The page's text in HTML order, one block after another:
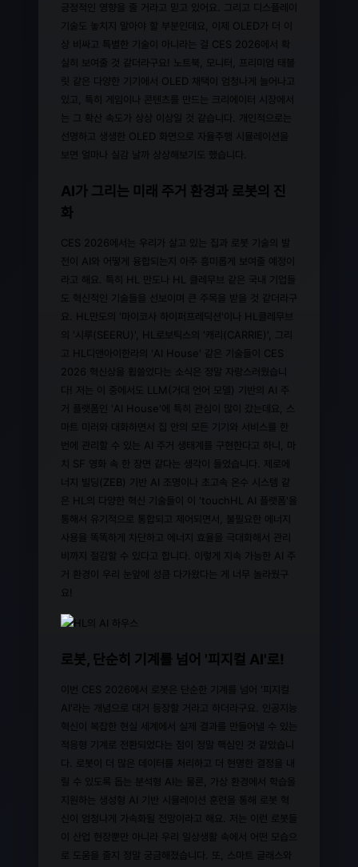
긍정적인 영향을 줄 거라고 믿고 있어요. 그리고 디스플레이
기술도 놓치지 말아야 할 부분인데요, 이제 OLED가 더 이
상 비싸고 특별한 기술이 아니라는 걸 CES 2026에서 확
실히 보여줄 것 같더라구요! 노트북, 모니터, 프리미엄 태블
릿 같은 다양한 기기에서 OLED 채택이 엄청나게 늘어나고
있고, 특히 게임이나 콘텐츠를 만드는 크리에이터 시장에서
는 그 확산 속도가 상상 이상일 것 같습니다. 개인적으로는
선명하고 생생한 OLED 화면으로 자율주행 시뮬레이션을
보면 얼마나 실감 날까 상상해보기도 했습니다.
AI가 그리는 미래 주거 환경과 로봇의 진
화
CES 2026에서는 우리가 살고 있는 집과 로봇 기술의 발
전이 AI와 어떻게 융합되는지 아주 흥미롭게 보여줄 예정이
라고 해요. 특히 HL 만도나 HL 클레무브 같은 국내 기업들
도 혁신적인 기술들을 선보이며 큰 주목을 받을 것 같더라구
요. HL만도의 '마이코사 하이퍼프레딕션'이나 HL클레무브
의 '시루(SEERU)', HL로보틱스의 '캐리(CARRIE)', 그리
고 HL디앤아이한라의 'AI House' 같은 기술들이 CES
2026 혁신상을 휩쓸었다는 소식은 정말 자랑스러웠습니
다! 저는 이 중에서도 LLM(거대 언어 모델) 기반의 AI 주
거 플랫폼인 'AI House'에 특히 관심이 많이 갔는데요, 스
마트 미러와 대화하면서 집 안의 모든 기기와 서비스를 한
번에 관리할 수 있는 AI 주거 생태계를 구현한다고 하니, 마
치 SF 영화 속 한 장면 같다는 생각이 들었습니다. 제로에
너지 빌딩(ZEB) 기반 AI 조명이나 초고속 온수 시스템 같
은 HL의 다양한 혁신 기술들이 이 'touchHL AI 플랫폼'을
통해서 유기적으로 통합되고 제어되면서, 불필요한 에너지
사용을 똑똑하게 차단하고 에너지 효율을 극대화해서 관리
비까지 절감할 수 있다고 합니다. 이렇게 지속 가능한 AI 주
거 환경이 우리 눈앞에 성큼 다가왔다는 게 너무 놀라웠구
요!
로봇, 단순히 기계를 넘어 '피지컬 AI'로!
이번 CES 2026에서 로봇은 단순한 기계를 넘어 '피지컬
AI'라는 개념으로 대거 등장할 거라고 하더라구요. 인공지능
혁신이 복잡한 현실 세계에서 실제 결과를 만들어낼 수 있는
적응형 기계로 전환되었다는 점이 정말 핵심인 것 같았습니
다. 로봇이 더 많은 데이터를 처리하고 더 현명한 결정을 내
릴 수 있도록 돕는 분석형 AI는 물론, 가상 환경에서 학습을
지원하는 생성형 AI 기반 시뮬레이션 훈련을 통해 로봇 혁
신이 엄청나게 가속화될 전망이라고 해요. 저는 이런 로봇들
이 산업 현장뿐만 아니라 우리 일상생활 속에서 어떤 모습으
로 도움을 줄지 정말 궁금해졌습니다. 또, 스마트 글래스와